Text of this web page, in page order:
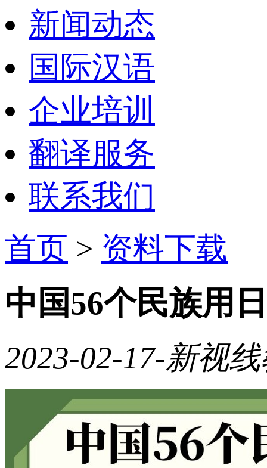
新闻动态
国际汉语
企业培训
翻译服务
联系我们
首页 > 资料下载
中国56个民族用
2023-02-17-新视